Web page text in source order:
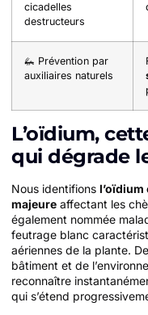
cicadelles
destructeurs
🦗 Prévention par
auxiliaires naturels
L’oïdium,
qui dégrade
Nous identifions
majeure affectant les
également nommée
feutrage blanc
aériennes de la plante.
bâtiment et de
reconnaître
qui s’étend